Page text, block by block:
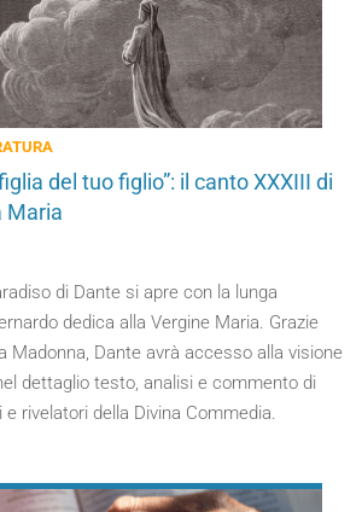
del tuo figlio”: il canto XXXIII di
Maria
di Dante si apre con la lunga
dedica alla Vergine Maria. Grazie
Madonna, Dante avrà accesso alla visione
dettaglio testo, analisi e commento di
e rivelatori della Divina Commedia.